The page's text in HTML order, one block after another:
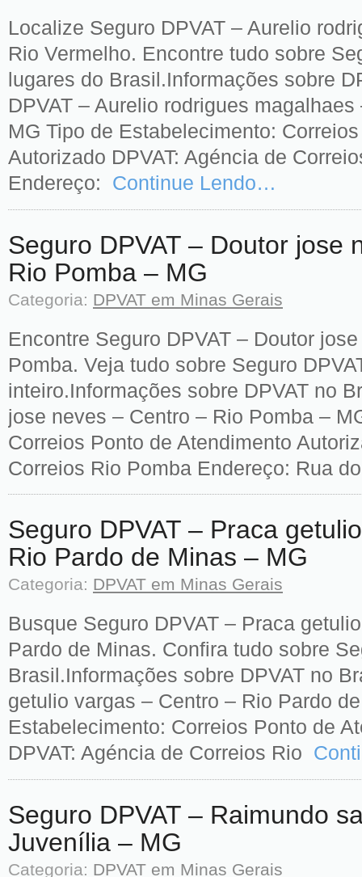
Localize Seguro DPVAT – Aurelio
Rio Vermelho. Encontre tudo sobre
lugares do Brasil.Informações sobre
DPVAT – Aurelio rodrigues
MG Tipo de Estabelecimento:
Autorizado DPVAT: Agéncia de
Endereço: Continue Lendo…
Seguro DPVAT – Doutor jose
Rio Pomba – MG
Categoria: DPVAT em Minas Gerais
Encontre Seguro DPVAT – Doutor
Pomba. Veja tudo sobre Seguro
inteiro.Informações sobre DPVAT no
jose neves – Centro – Rio Pomba –
Correios Ponto de Atendimento
Correios Rio Pomba Endereço: Rua
Seguro DPVAT – Praca
Rio Pardo de Minas – MG
Categoria: DPVAT em Minas Gerais
Busque Seguro DPVAT – Praca
Pardo de Minas. Confira tudo sobre
Brasil.Informações sobre DPVAT no
getulio vargas – Centro – Rio Pardo
Estabelecimento: Correios Ponto de
DPVAT: Agéncia de Correios Rio
Seguro DPVAT – Raimundo
Juvenília – MG
Categoria: DPVAT em Minas Gerais